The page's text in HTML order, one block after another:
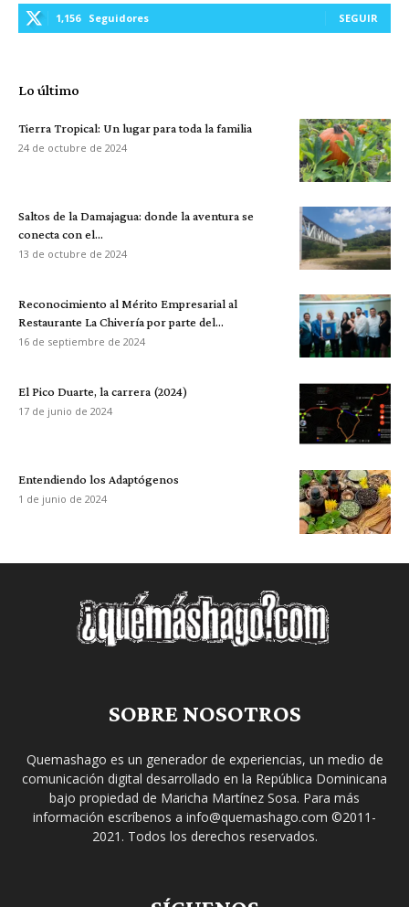
1,156 Seguidores SEGUIR
Lo último
Tierra Tropical: Un lugar para toda la familia
24 de octubre de 2024
Saltos de la Damajagua: donde la aventura se
conecta con el...
13 de octubre de 2024
Reconocimiento al Mérito Empresarial al
Restaurante La Chivería por parte del...
16 de septiembre de 2024
El Pico Duarte, la carrera (2024)
17 de junio de 2024
Entendiendo los Adaptógenos
1 de junio de 2024
SOBRE NOSOTROS
Quemashago es un generador de experiencias, un medio de
comunicación digital desarrollado en la República Dominicana
bajo propiedad de Maricha Martínez Sosa. Para más
información escríbenos a info@quemashago.com ©2011-
2021. Todos los derechos reservados.